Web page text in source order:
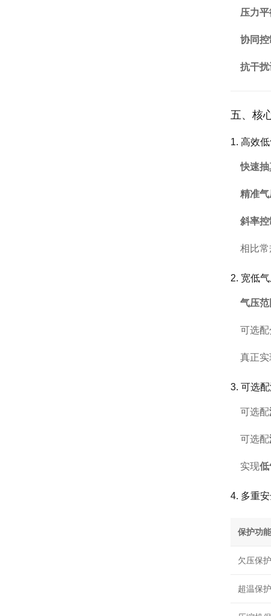
压力
协同
抗干
五、核
1. 高效
快速
精准
斜率
相比
2. 宽低
气压范
可选
真正实
3. 可选
可选配
可选配
实现低
4. 多重
保护功能
欠压保护
超温保护